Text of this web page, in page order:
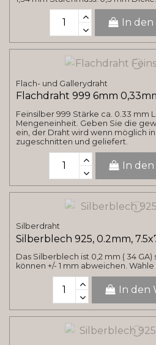
In
Flach- und Gallerydraht
Flachdraht 999 6mm
Feinsilber 999 Stärke ca. 0.33 mm
Mengeneinheit. Geben Sie die
ein, der Draht wird wenn möglich
zugeschnitten und geliefert.
In
Silberdraht
Silberblech 925, 0.2mm,
Das Silberblech ist 0,2 mm ( 34 GA)
können +/- 1 mm abweichen. Wähle
In den